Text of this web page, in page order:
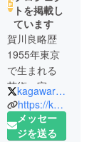
トを掲載し
ています
賀川良略歴
1955年東京
で生まれる
芸術一家の
次男として
生まれる
kagawaryobe
https://kagawaryobeno1.wixsite.com/website-2
メッセー
ジを送る